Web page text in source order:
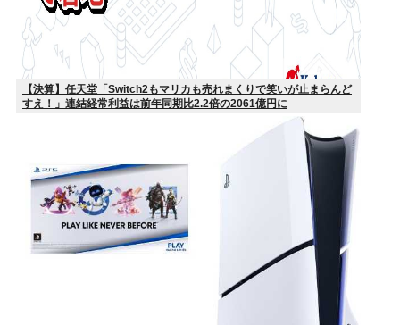
【決算】任天堂「Switch2もマリカも売れまくりで笑いが止まらんど
すえ！」連結経常利益は前年同期比2.2倍の2061億円に